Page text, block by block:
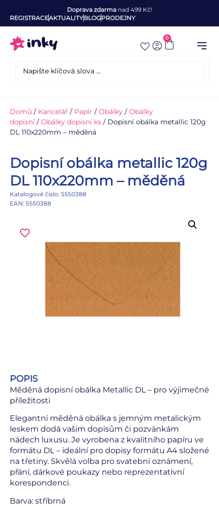
Doprava zdarma nad 499 Kč!
REGISTRACEAKTUALITYBLOGPRODEJNY
0
Domů / Kancelář / Papír / Obálky / Obálky
dopisní / Obálky dopisní ks / Dopisní obálka metallic 120g
DL 110x220mm – měděná
Dopisní obálka metallic 120g
DL 110x220mm – měděná
Katalogové číslo: 5550388
EAN: 5550388
POPIS
Měděná dopisní obálka Metallic DL – pro výjimečné
příležitosti
Elegantní měděná obálka s jemným metalickým
leskem dodá vašim dopisům či pozvánkám
nádech luxusu. Je vyrobena z kvalitního papíru ve
formátu DL – ideální pro dopisy formátu A4 složené
na třetiny. Skvělá volba pro svatební oznámení,
přání, dárkové poukazy nebo reprezentativní
korespondenci.
Barva: stříbrná